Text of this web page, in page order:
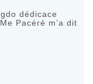
dédicace
Pacéré m’a dit